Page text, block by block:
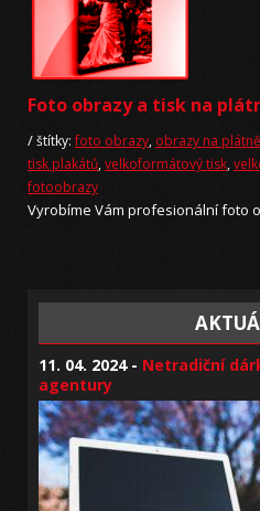
Foto obrazy a tisk na
/štítky:foto obrazy, obrazy na plátně
tisk plakátů,velkoformátový tisk,
fotoobrazy
Vyrobíme Vám profesionální foto
11. 04. 2024 - Netradiční
agentury